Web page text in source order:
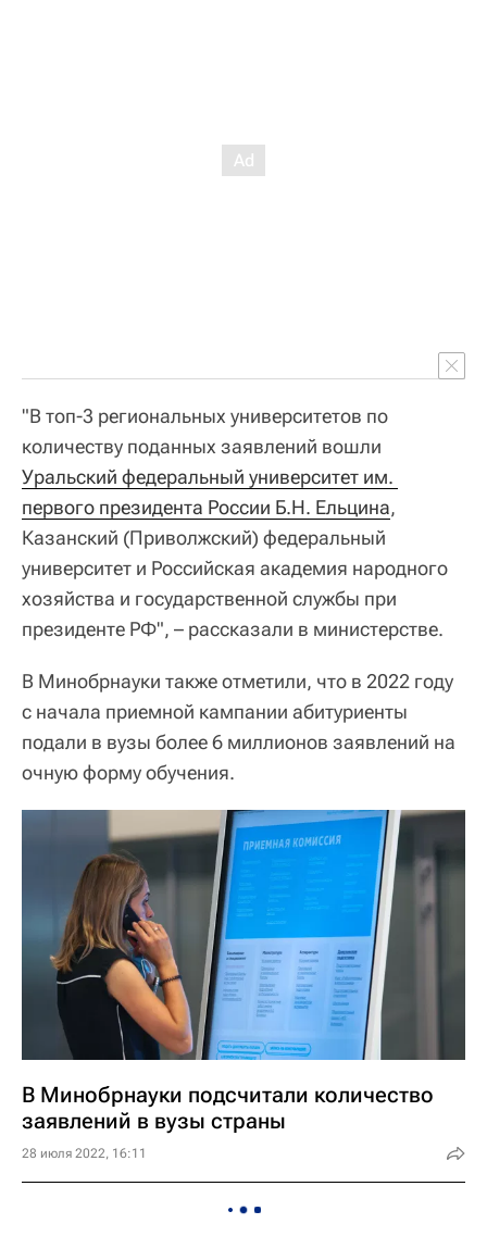
"В топ-3 региональных университетов по
количеству поданных заявлений вошли
Уральский федеральный университет им.
первого президента России Б.Н. Ельцина,
Казанский (Приволжский) федеральный
университет и Российская академия народного
хозяйства и государственной службы при
президенте РФ", – рассказали в министерстве.
В Минобрнауки также отметили, что в 2022 году
с начала приемной кампании абитуриенты
подали в вузы более 6 миллионов заявлений на
очную форму обучения.
В Минобрнауки подсчитали количество
заявлений в вузы страны
28 июля 2022, 16:11